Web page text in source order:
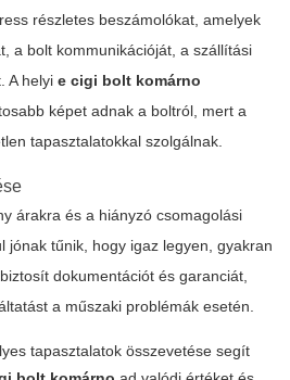
részletes beszámolókat, amelyek
a bolt kommunikációját, a szállítási
A helyi e cigi bolt komárno
képet adnak a boltról, mert a
tapasztalatokkal szolgálnak.
árakra és a hiányzó csomagolási
jónak tűnik, hogy igaz legyen, gyakran
dokumentációt és garanciát,
a műszaki problémák esetén.
tapasztalatok összevetése segít